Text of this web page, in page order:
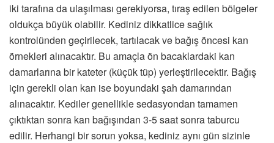
iki tarafına da ulaşılması gerekiyorsa, tıraş edilen bölgeler
oldukça büyük olabilir. Kediniz dikkatlice sağlık
kontrolünden geçirilecek, tartılacak ve bağış öncesi kan
örnekleri alınacaktır. Bu amaçla ön bacaklardaki kan
damarlarına bir kateter (küçük tüp) yerleştirilecektir. Bağış
için gerekli olan kan ise boyundaki şah damarından
alınacaktır. Kediler genellikle sedasyondan tamamen
çıktıktan sonra kan bağışından 3-5 saat sonra taburcu
edilir. Herhangi bir sorun yoksa, kediniz aynı gün sizinle